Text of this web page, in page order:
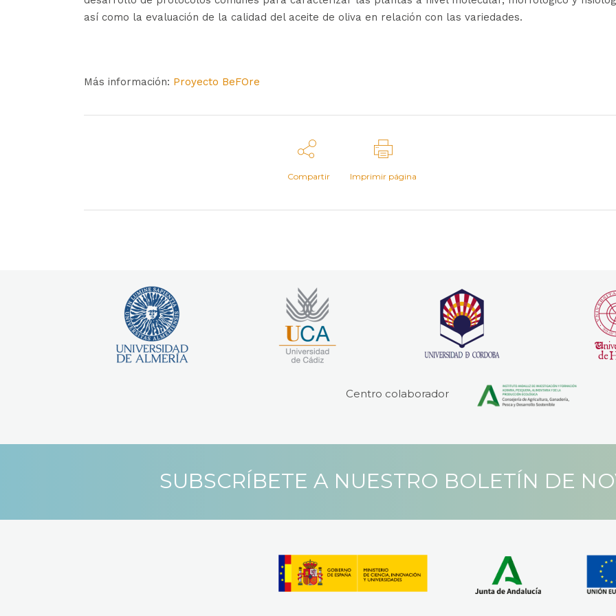
así como la evaluación de la calidad del aceite de oliva en relación con las variedades.
Más información: Proyecto BeFOre
Compartir Imprimir página
Centro colaborador
SUBSCRÍBETE A NUESTRO BOLETÍN DE